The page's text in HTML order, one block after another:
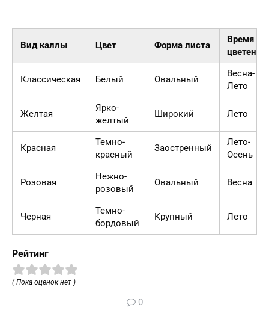
Вид каллы Цвет Форма листа
Время
цветения
Классическая Белый Овальный
Весна-
Лето
Желтая
Ярко-
желтый
Широкий Лето
Красная
Темно-
красный
Заостренный
Лето-
Осень
Розовая
Нежно-
розовый
Овальный Весна
Черная
Темно-
бордовый
Крупный Лето
Рейтинг
( Пока оценок нет )
0